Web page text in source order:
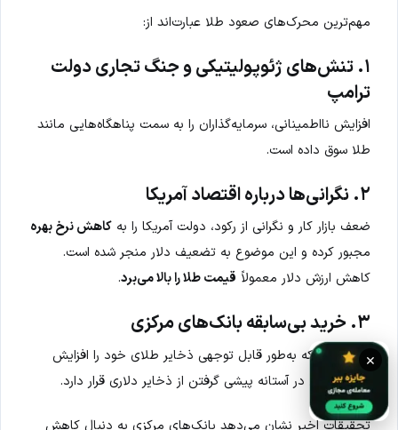
مهم‌ترین محرک‌های صعود طلا عبارت‌اند از:
۱. تنش‌های ژئوپولیتیکی و جنگ تجاری دولت
ترامپ
افزایش نااطمینانی‌، سرمایه‌گذاران را به سمت پناهگاه‌هایی مانند
طلا سوق داده است.
۲. نگرانی‌ها درباره اقتصاد آمریکا
ضعف بازار کار و نگرانی از رکود، دولت آمریکا را به کاهش نرخ بهره
مجبور کرده و این موضوع به تضعیف دلار منجر شده است.
کاهش ارزش دلار معمولاً قیمت طلا را بالا می‌برد.
۳. خرید بی‌سابقه بانک‌های مرکزی
بویژهچینکه به‌طور قابل توجهی ذخایر طلای خود را افزایش
داده و حتی در آستانه پیشی گرفتن از ذخایر دلاری قرار دارد.
تحقیقات اخیر نشان می‌دهد بانک‌های مرکزی به دنبال کاهش
×